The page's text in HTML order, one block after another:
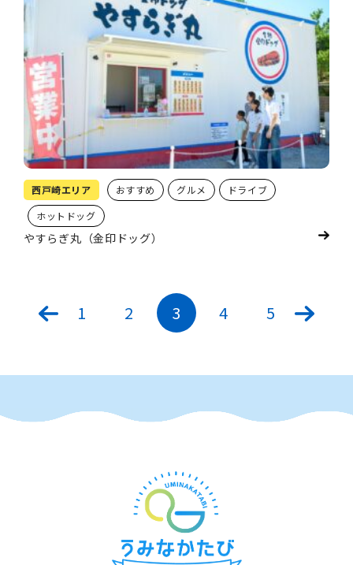
西戸崎エリア おすすめ グルメ
ドライブ
ホットドッグ
やすらぎ丸（金印ドッグ）
1 2 3 4 5